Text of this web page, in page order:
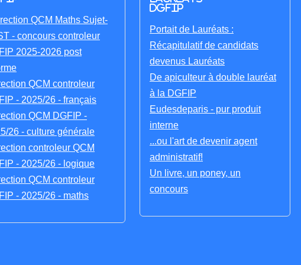
QCM Maths Sujet-
- concours controleur
2025-2026 post
QCM controleur
- 2025/26 - français
QCM DGFIP -
26 - culture générale
controleur QCM
- 2025/26 - logique
QCM controleur
- 2025/26 - maths
DGFIP
Portait de Lauréats :
Récapitulatif de candidats
devenus Lauréats
De apiculteur à double lauréat
à la DGFIP
Eudesdeparis - pur produit
interne
...ou l'art de devenir agent
administratif!
Un livre, un poney, un
concours